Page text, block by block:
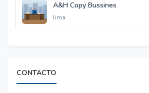
A&H Copy Bussines
lima
CONTACTO